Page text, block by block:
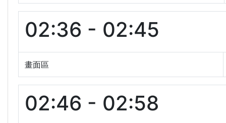
02:36 - 02:45
畫面區
02:46 - 02:58